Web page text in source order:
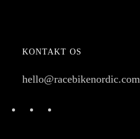
KONTAKT OS
hello@racebikenordic.com